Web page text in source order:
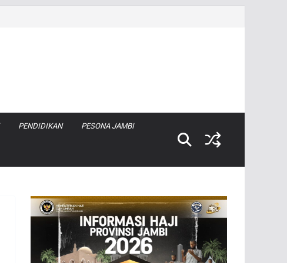
PENDIDIKAN PESONA JAMBI